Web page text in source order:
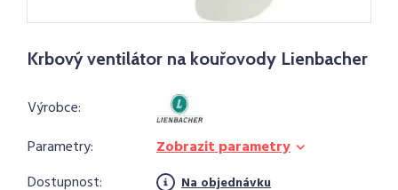
Krbový ventilátor na kouřovody Lienbacher
Výrobce:
Parametry:
Zobrazit parametry
Dostupnost:
Na objednávku